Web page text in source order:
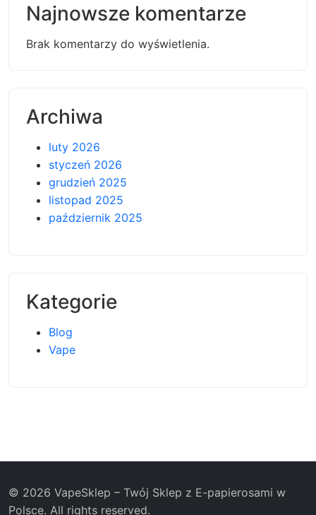
Najnowsze komentarze
Brak komentarzy do wyświetlenia.
Archiwa
luty 2026
styczeń 2026
grudzień 2025
listopad 2025
październik 2025
Kategorie
Blog
Vape
© 2026 VapeSklep – Twój Sklep z E-papierosami w
Polsce. All rights reserved.